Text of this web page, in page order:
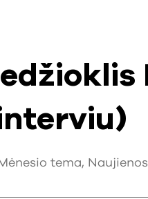
Mėnesio tema, Naujienos